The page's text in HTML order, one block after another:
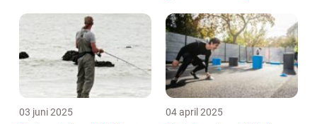
03 juni 2025 04 april 2025